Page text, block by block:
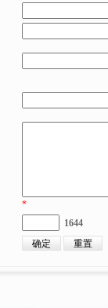
*
1644